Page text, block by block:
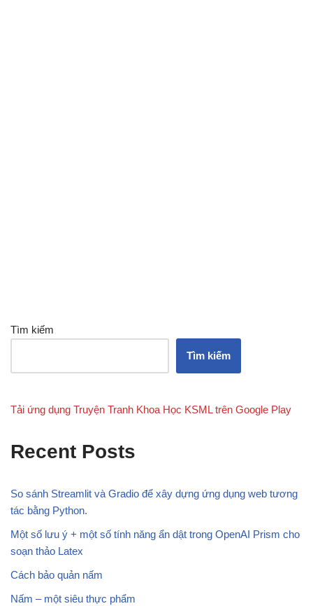
Tìm kiếm
Tìm kiếm
Tải ứng dụng Truyện Tranh Khoa Học KSML trên Google Play
Recent Posts
So sánh Streamlit và Gradio để xây dựng ứng dụng web tương
tác bằng Python.
Một số lưu ý + một số tính năng ẩn dật trong OpenAI Prism cho
soạn thảo Latex
Cách bảo quản nấm
Nấm – một siêu thực phẩm